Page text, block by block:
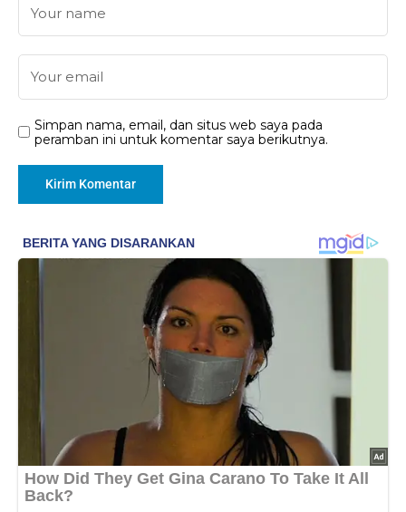
Simpan nama, email, dan situs web saya pada
peramban ini untuk komentar saya berikutnya.